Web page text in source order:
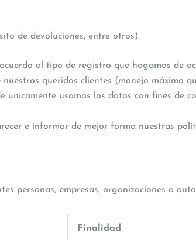
de devoluciones, entre otros).
al tipo de registro que hagamos de
queridos clientes (manejo máximo
usamos los datos con fines de
e informar de mejor forma nuestras
personas, empresas, organizaciones o
Finalidad